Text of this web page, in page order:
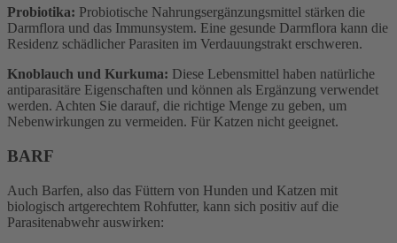
Probiotika: Probiotische Nahrungsergänzungsmittel stärken die
Darmflora und das Immunsystem. Eine gesunde Darmflora kann die
Residenz schädlicher Parasiten im Verdauungstrakt erschweren.
Knoblauch und Kurkuma: Diese Lebensmittel haben natürliche
antiparasitäre Eigenschaften und können als Ergänzung verwendet
werden. Achten Sie darauf, die richtige Menge zu geben, um
Nebenwirkungen zu vermeiden. Für Katzen nicht geeignet.
BARF
Auch Barfen, also das Füttern von Hunden und Katzen mit
biologisch artgerechtem Rohfutter, kann sich positiv auf die
Parasitenabwehr auswirken: